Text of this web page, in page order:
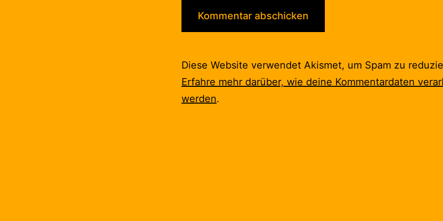
Diese Website verwendet Akismet, um Spam zu
Erfahre mehr darüber, wie deine Kommentardaten
werden.